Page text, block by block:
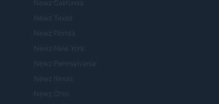
Newz California
Newz Texas
Newz Florida
Newz New York
Newz Pennsylvania
Newz Illinois
Newz Ohio